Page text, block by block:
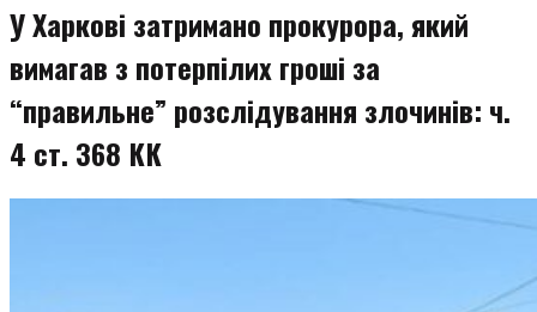
У Харкові затримано прокурора, який
вимагав з потерпілих гроші за
“правильне” розслідування злочинів: ч.
4 ст. 368 КК